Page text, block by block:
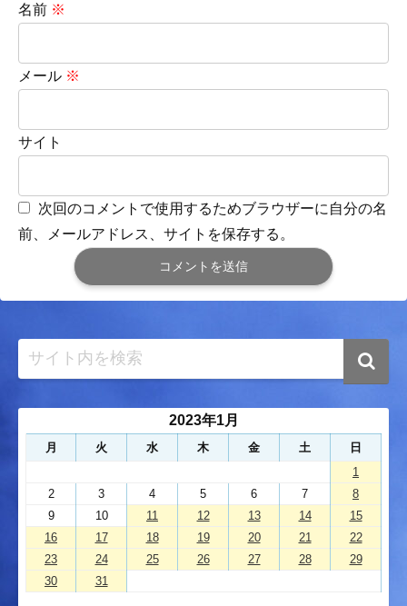
名前 ※
メール ※
サイト
次回のコメントで使用するためブラウザーに自分の名
前、メールアドレス、サイトを保存する。
2023年1月
月 火 水 木 金 土
日
1
2
3 4 5 6 7
8
9
10 11 12 13 14
15
16
17 18 19 20 21
22
23
24 25 26 27 28
29
30
31